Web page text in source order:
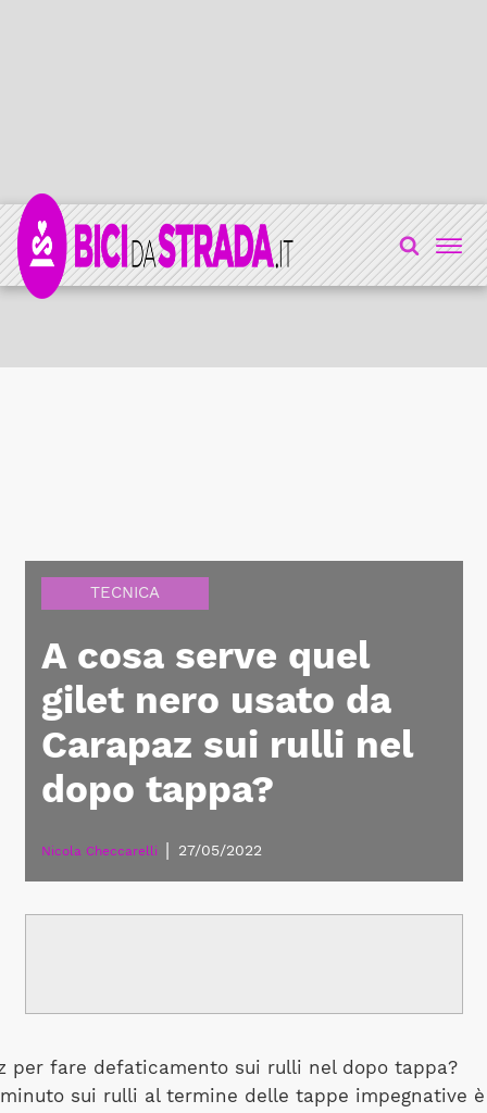
TECNICA
A cosa serve quel
gilet nero usato da
Carapaz sui rulli nel
dopo tappa?
Nicola Checcarelli 27/05/2022
per fare defaticamento sui rulli nel dopo tappa?
sui rulli al termine delle tappe impegnative